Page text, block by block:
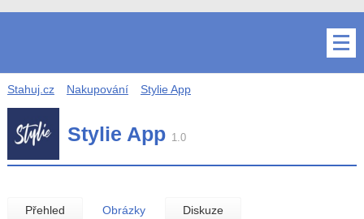
Stahuj.cz Nakupování Stylie App
Stylie App 1.0
Přehled Obrázky Diskuze